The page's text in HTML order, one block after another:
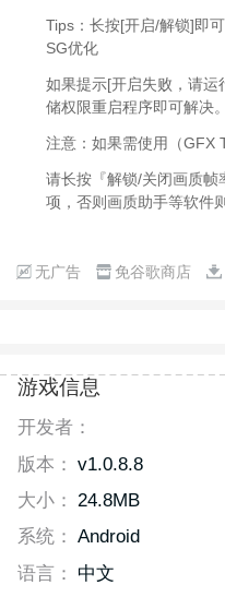
Tips：长按[开启/解锁]即
SG优化
如果提示[开启失败，请
储权限重启程序即可解决。
注意：如果需使用（GFX
请长按『解锁/关闭画质
项，否则画质助手等软件
无广告 免谷歌商店
游戏信息
开发者：
版本： v1.0.8.8
大小： 24.8MB
系统： Android
语言：
中文